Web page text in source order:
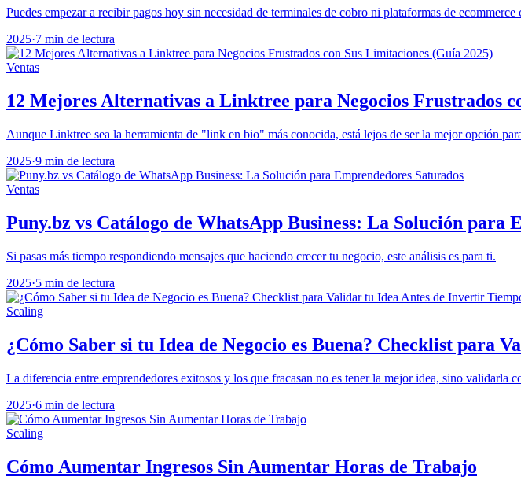
Puedes empezar a recibir pagos hoy sin necesidad de terminales de cobro ni plataformas de ecommerce
2025·7 min de lectura
Ventas
12 Mejores Alternativas a Linktree para Negocios Frustrados
Aunque Linktree sea la herramienta de "link en bio" más conocida, está lejos de ser la mejor opción
2025·9 min de lectura
Ventas
Puny.bz vs Catálogo de WhatsApp Business: La Solución para
Si pasas más tiempo respondiendo mensajes que haciendo crecer tu negocio, este análisis es para ti.
2025·5 min de lectura
Scaling
¿Cómo Saber si tu Idea de Negocio es Buena? Checklist para
La diferencia entre emprendedores exitosos y los que fracasan no es tener la mejor idea, sino validarla
2025·6 min de lectura
Scaling
Cómo Aumentar Ingresos Sin Aumentar Horas de Trabajo